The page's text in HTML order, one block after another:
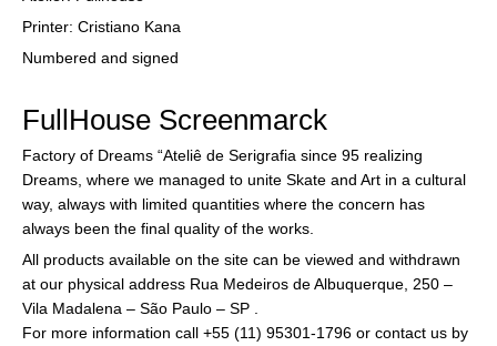
Printer: Cristiano Kana
Numbered and signed
FullHouse Screenmarck
Factory of Dreams “Ateliê de Serigrafia since 95 realizing
Dreams, where we managed to unite Skate and Art in a cultural
way, always with limited quantities where the concern has
always been the final quality of the works.
All products available on the site can be viewed and withdrawn
at our physical address Rua Medeiros de Albuquerque, 250 –
Vila Madalena – São Paulo – SP .
For more information call +55 (11) 95301-1796 or contact us by